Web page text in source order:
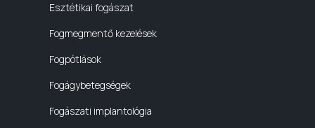
Esztétikai fogászat
Fogmegmentő kezelések
Fogpótlások
Fogágybetegségek
Fogászati implantológia